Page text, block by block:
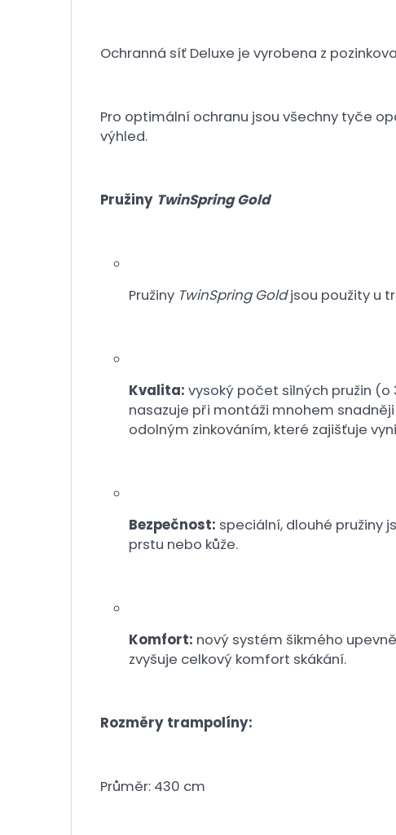
Ochranná síť Deluxe je vyrobena z
Pro optimální ochranu jsou všechny tyče
výhled.
Pružiny TwinSpring Gold
Pružiny TwinSpring Goldjsou použity u
Kvalita: vysoký počet silných pružin
nasazuje při montáži mnohem
odolným zinkováním, které zajišťuje
Bezpečnost: speciální, dlouhé pružiny
prstu nebo kůže.
Komfort: nový systém šikmého
zvyšuje celkový komfort skákání.
Rozměry trampolíny:
Průměr: 430 cm